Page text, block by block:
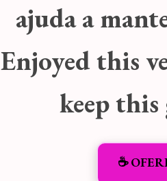
ajuda a
Enjoyed this
keep
☕️